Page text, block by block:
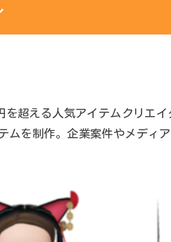
を超える人気アイテムクリエ
ムを制作。企業案件やメディ